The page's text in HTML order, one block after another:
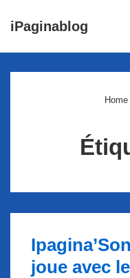
passer
iPaginablog
Home
joue avec